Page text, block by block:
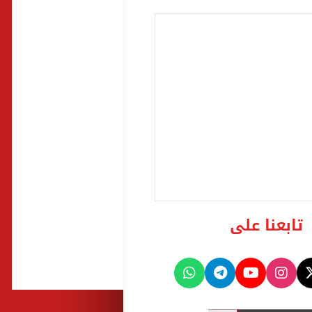
تابعنا على